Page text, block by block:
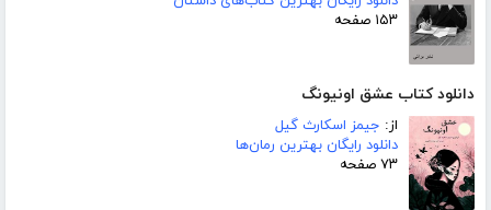
۱۵۳ صفحه
دانلود کتاب عشق اونیونگ
از: جیمز اسکارث گیل
دانلود رایگان بهترین رمان‌ها
۷۳ صفحه